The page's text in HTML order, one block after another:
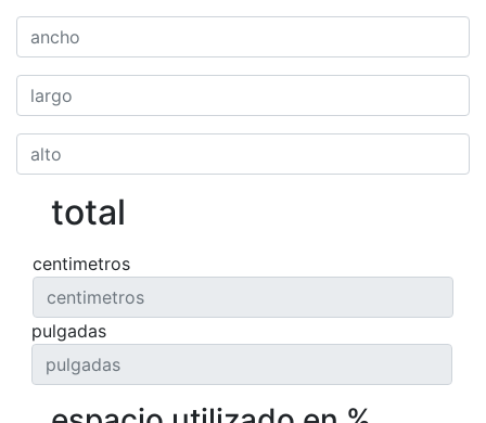
total
centimetros
pulgadas